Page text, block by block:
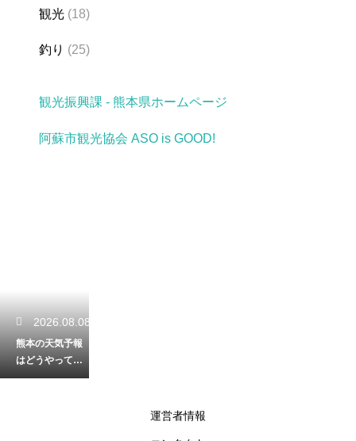
観光 (18)
釣り (25)
観光振興課 - 熊本県ホームページ
阿蘇市観光協会 ASO is GOOD!
2026.08.08
熊本の天気予報
はどうやって作
られる？気象デ
運営者情報